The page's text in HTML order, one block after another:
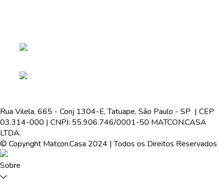
Rua Vilela, 665 - Conj 1304-E, Tatuape, São Paulo - SP | CEP
03.314-000 | CNPJ: 55.906.746/0001-50 MATCON.CASA
LTDA.
© Copyright Matcon.Casa 2024 | Todos os Direitos Reservados
Sobre